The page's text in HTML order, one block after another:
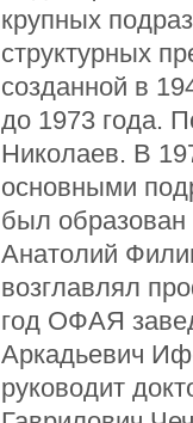
крупных
структурных
созданной в
до 1973 года.
Николаев. В
основными
был
Анатолий
возглавлял
год ОФАЯ
Аркадьевич
руководит